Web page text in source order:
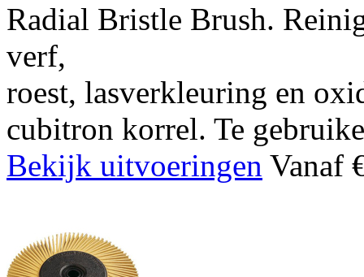
Radial Bristle Brush.
verf,
roest, lasverkleuring en
cubitron korrel. Te
Bekijk uitvoeringen Vanaf